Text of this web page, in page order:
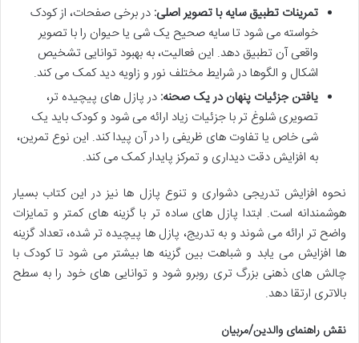
تمرینات تطبیق سایه با تصویر اصلی: در برخی صفحات، از کودک
خواسته می شود تا سایه صحیح یک شی یا حیوان را با تصویر
واقعی آن تطبیق دهد. این فعالیت، به بهبود توانایی تشخیص
اشکال و الگوها در شرایط مختلف نور و زاویه دید کمک می کند.
یافتن جزئیات پنهان در یک صحنه: در پازل های پیچیده تر،
تصویری شلوغ تر با جزئیات زیاد ارائه می شود و کودک باید یک
شی خاص یا تفاوت های ظریفی را در آن پیدا کند. این نوع تمرین،
به افزایش دقت دیداری و تمرکز پایدار کمک می کند.
نحوه افزایش تدریجی دشواری و تنوع پازل ها نیز در این کتاب بسیار
هوشمندانه است. ابتدا پازل های ساده تر با گزینه های کمتر و تمایزات
واضح تر ارائه می شوند و به تدریج، پازل ها پیچیده تر شده، تعداد گزینه
ها افزایش می یابد و شباهت بین گزینه ها بیشتر می شود تا کودک با
چالش های ذهنی بزرگ تری روبرو شود و توانایی های خود را به سطح
بالاتری ارتقا دهد.
نقش راهنمای والدین/مربیان